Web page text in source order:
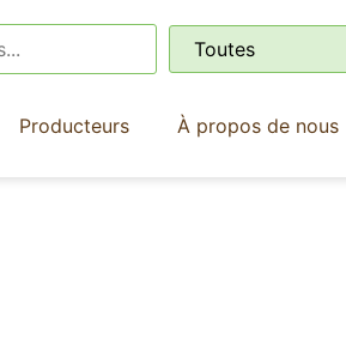
Producteurs À propos de nous